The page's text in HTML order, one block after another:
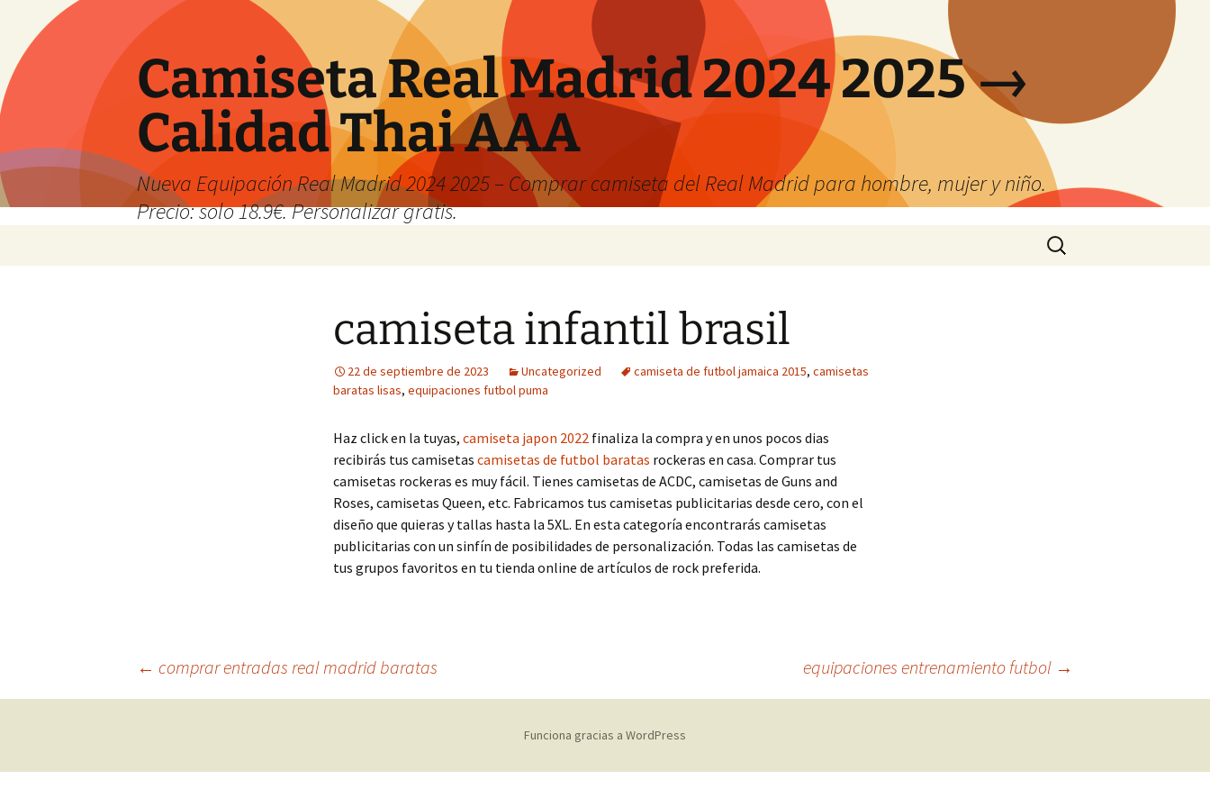
Camiseta Real Madrid 2024 2025 →
Calidad Thai AAA
Nueva Equipación Real Madrid 2024 2025 – Comprar camiseta del Real Madrid para hombre, mujer y niño.
Precio: solo 18.9€. Personalizar gratis.
Buscar:
camiseta infantil brasil
22 de septiembre de 2023 Uncategorized camiseta de futbol jamaica 2015, camisetas
baratas lisas, equipaciones futbol puma
Haz click en la tuyas, camiseta japon 2022 finaliza la compra y en unos pocos dias
recibirás tus camisetas camisetas de futbol baratas rockeras en casa. Comprar tus
camisetas rockeras es muy fácil. Tienes camisetas de ACDC, camisetas de Guns and
Roses, camisetas Queen, etc. Fabricamos tus camisetas publicitarias desde cero, con el
diseño que quieras y tallas hasta la 5XL. En esta categoría encontrarás camisetas
publicitarias con un sinfín de posibilidades de personalización. Todas las camisetas de
tus grupos favoritos en tu tienda online de artículos de rock preferida.
Navegación
← comprar entradas real madrid baratas equipaciones entrenamiento futbol →
Funciona gracias a WordPress